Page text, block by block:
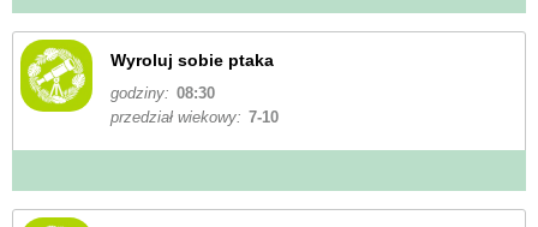
Wyroluj sobie ptaka
godziny: 08:30
przedział wiekowy: 7-10